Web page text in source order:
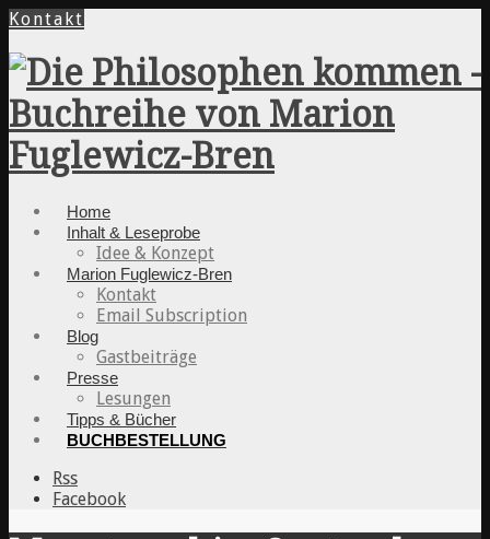
Kontakt
Home
Inhalt & Leseprobe
Idee & Konzept
Marion Fuglewicz-Bren
Kontakt
Email Subscription
Blog
Gastbeiträge
Presse
Lesungen
Tipps & Bücher
BUCHBESTELLUNG
Rss
Facebook